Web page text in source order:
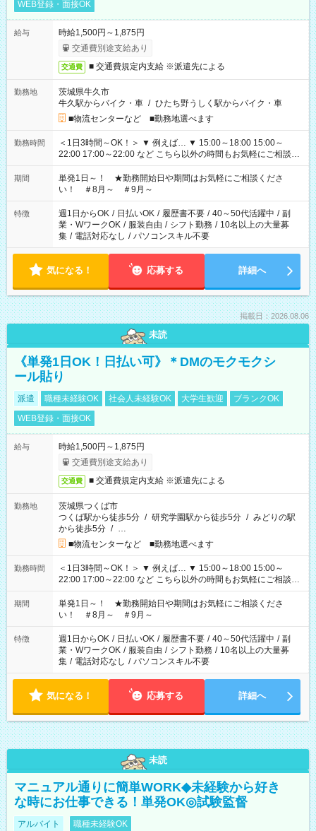
WEB登録・面接OK
給与
時給1,500円～1,875円
交通費別途支給あり
交通費 ■ 交通費規定内支給 ※派遣先による
勤務地
茨城県牛久市
牛久駅からバイク・車 / ひたち野うしく駅からバイク・車
■物流センターなど ■勤務地選べます
勤務時間
＜1日3時間～OK！＞ ▼ 例えば… ▼ 15:00～18:00 15:00～
22:00 17:00～22:00 など こちら以外の時間もお気軽にご相談く
ださい！
期間
単発1日～！ ★勤務開始日や期間はお気軽にご相談くださ
い！ ＃8月～ ＃9月～
特徴 週1日からOK / 日払いOK / 履歴書不要 / 40～50代活躍中 / 副
業・WワークOK / 服装自由 / シフト勤務 / 10名以上の大量募
集 / 電話対応なし / パソコンスキル不要
気になる！ 応募する 詳細へ
掲載日：2026.08.06
未読
《単発1日OK！日払い可》＊DMのモクモクシ
ール貼り
派遣 職種未経験OK 社会人未経験OK 大学生歓迎
ブランクOK
WEB登録・面接OK
給与
時給1,500円～1,875円
交通費別途支給あり
交通費 ■ 交通費規定内支給 ※派遣先による
勤務地
茨城県つくば市
つくば駅から徒歩5分 / 研究学園駅から徒歩5分 / みどりの駅
から徒歩5分 / …
■物流センターなど ■勤務地選べます
勤務時間
＜1日3時間～OK！＞ ▼ 例えば… ▼ 15:00～18:00 15:00～
22:00 17:00～22:00 など こちら以外の時間もお気軽にご相談く
ださい！
期間
単発1日～！ ★勤務開始日や期間はお気軽にご相談くださ
い！ ＃8月～ ＃9月～
特徴 週1日からOK / 日払いOK / 履歴書不要 / 40～50代活躍中 / 副
業・WワークOK / 服装自由 / シフト勤務 / 10名以上の大量募
集 / 電話対応なし / パソコンスキル不要
気になる！ 応募する 詳細へ
未読
マニュアル通りに簡単WORK◆未経験から好き
な時にお仕事できる！単発OK◎試験監督
アルバイト 職種未経験OK